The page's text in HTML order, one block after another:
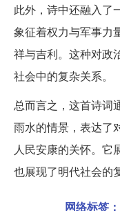
此外，诗中还融入了
象征着权力与军事力
祥与吉利。这种对政
社会中的复杂关系。
总而言之，这首诗词
雨水的情景，表达了
人民安康的关怀。它
也展现了明代社会的
网络标签：